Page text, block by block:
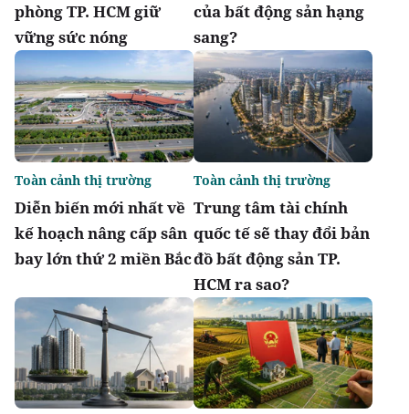
phòng TP. HCM giữ
vững sức nóng
của bất động sản hạng
sang?
Diễn biến mới nhất về
kế hoạch nâng cấp sân
bay lớn thứ 2 miền Bắc
Toàn cảnh thị trường
Trung tâm tài chính
quốc tế sẽ thay đổi bản
đồ bất động sản TP.
HCM ra sao?
Toàn cảnh thị trường